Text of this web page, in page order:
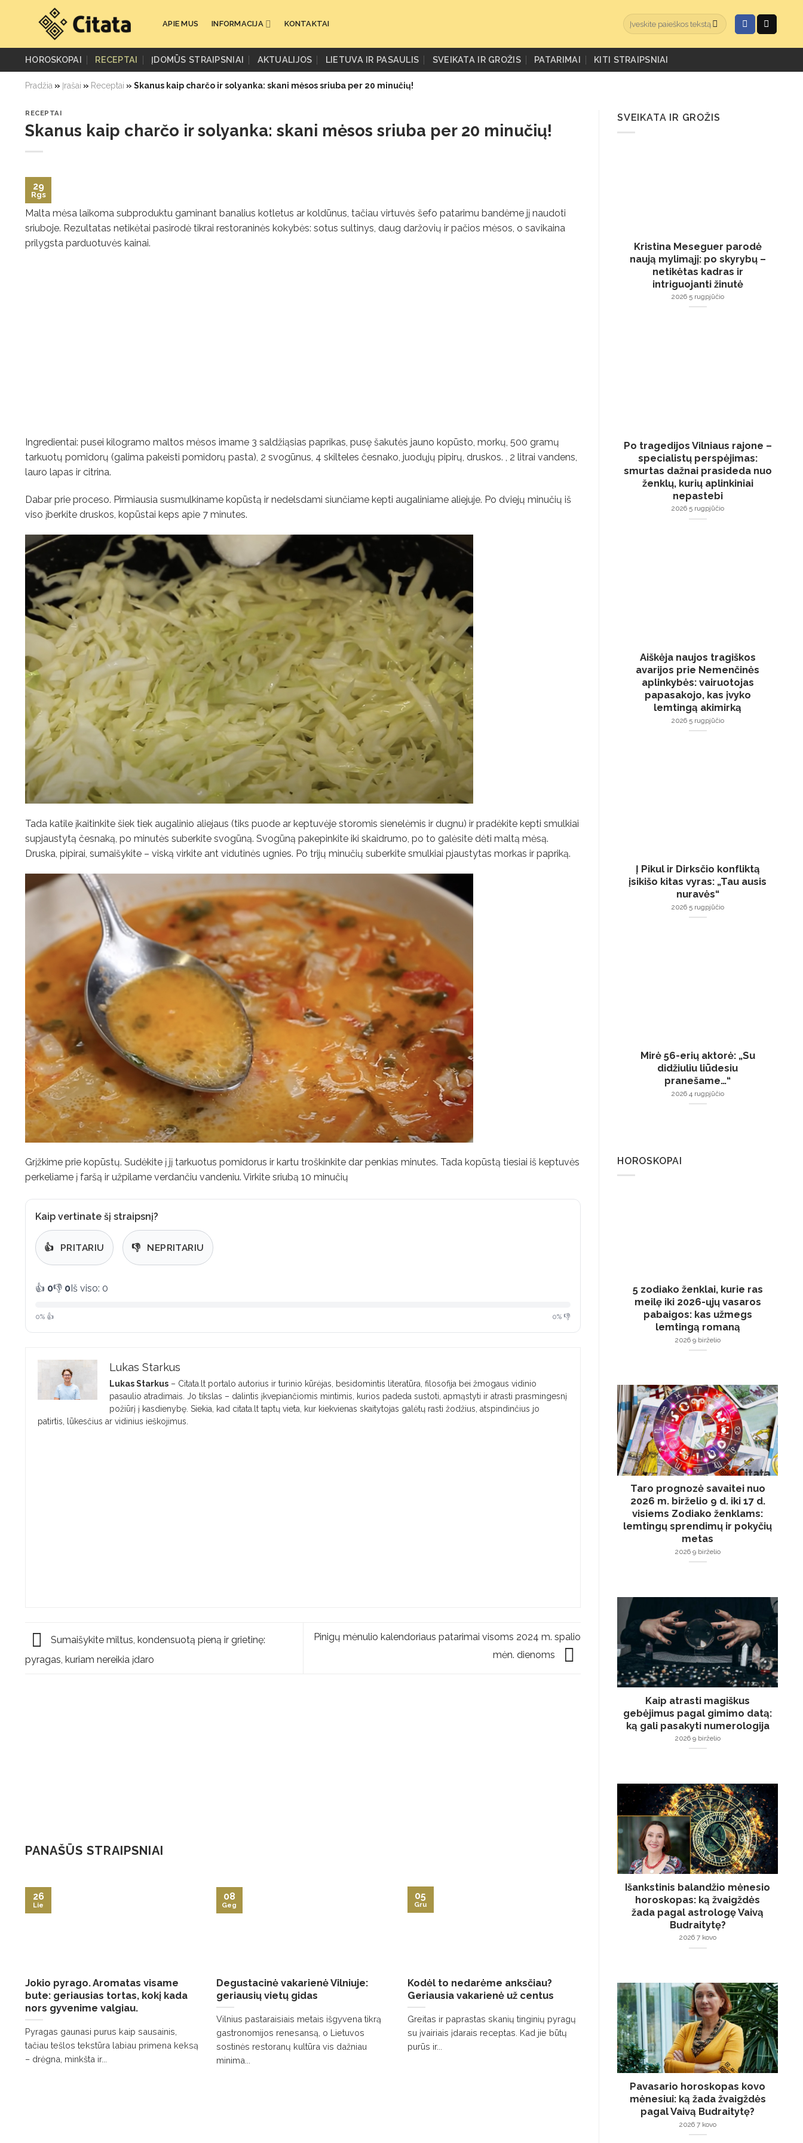
APIE MUS INFORMACIJA KONTAKTAI
HOROSKOPAI RECEPTAI ĮDOMŪS STRAIPSNIAI AKTUALIJOS LIETUVA IR PASAULIS SVEIKATA IR GROŽIS PATARIMAI KITI STRAIPSNIAI
Pradžia » Įrašai » Receptai » Skanus kaip charčo ir solyanka: skani mėsos sriuba per 20 minučių!
RECEPTAI
Skanus kaip charčo ir solyanka: skani mėsos sriuba per 20 minučių!
29
Rgs
Malta mėsa laikoma subproduktu gaminant banalius kotletus ar koldūnus, tačiau virtuvės šefo patarimu bandėme jį naudoti
sriuboje. Rezultatas netikėtai pasirodė tikrai restoraninės kokybės: sotus sultinys, daug daržovių ir pačios mėsos, o savikaina
prilygsta parduotuvės kainai.
Ingredientai: pusei kilogramo maltos mėsos imame 3 saldžiąsias paprikas, pusę šakutės jauno kopūsto, morkų, 500 gramų
tarkuotų pomidorų (galima pakeisti pomidorų pasta), 2 svogūnus, 4 skilteles česnako, juodųjų pipirų, druskos. , 2 litrai vandens,
lauro lapas ir citrina.
Dabar prie proceso. Pirmiausia susmulkiname kopūstą ir nedelsdami siunčiame kepti augaliniame aliejuje. Po dviejų minučių iš
viso įberkite druskos, kopūstai keps apie 7 minutes.
Tada katile įkaitinkite šiek tiek augalinio aliejaus (tiks puode ar keptuvėje storomis sienelėmis ir dugnu) ir pradėkite kepti smulkiai
supjaustytą česnaką, po minutės suberkite svogūną. Svogūną pakepinkite iki skaidrumo, po to galėsite dėti maltą mėsą.
Druska, pipirai, sumaišykite – viską virkite ant vidutinės ugnies. Po trijų minučių suberkite smulkiai pjaustytas morkas ir papriką.
Grįžkime prie kopūstų. Sudėkite į jį tarkuotus pomidorus ir kartu troškinkite dar penkias minutes. Tada kopūstą tiesiai iš keptuvės
perkeliame į faršą ir užpilame verdančiu vandeniu. Virkite sriubą 10 minučių
Kaip vertinate šį straipsnį?
👍 PRITARIU 👎 NEPRITARIU
👍 0👎 0Iš viso: 0
0% 👍 0% 👎
Lukas Starkus
Lukas Starkus – Citata.lt portalo autorius ir turinio kūrėjas, besidomintis literatūra, filosofija bei žmogaus vidinio
pasaulio atradimais. Jo tikslas – dalintis įkvepiančiomis mintimis, kurios padeda sustoti, apmąstyti ir atrasti prasmingesnį
požiūrį į kasdienybę. Siekia, kad citata.lt taptų vieta, kur kiekvienas skaitytojas galėtų rasti žodžius, atspindinčius jo
patirtis, lūkesčius ar vidinius ieškojimus.
Sumaišykite miltus, kondensuotą pieną ir grietinę:
pyragas, kuriam nereikia įdaro
Pinigų mėnulio kalendoriaus patarimai visoms 2024 m. spalio
mėn. dienoms
PANAŠŪS STRAIPSNIAI
Jokio pyrago. Aromatas visame
bute: geriausias tortas, kokį kada
nors gyvenime valgiau.
Pyragas gaunasi purus kaip sausainis,
tačiau tešlos tekstūra labiau primena keksą
– drėgna, minkšta ir...
26
Lie
Degustacinė vakarienė Vilniuje:
geriausių vietų gidas
Vilnius pastaraisiais metais išgyvena tikrą
gastronomijos renesansą, o Lietuvos
sostinės restoranų kultūra vis dažniau
minima...
08
Geg
Kodėl to nedarėme anksčiau?
Geriausia vakarienė už centus
Greitas ir paprastas skanių tinginių pyragų
su įvairiais įdarais receptas. Kad jie būtų
purūs ir...
05
Gru
Skanūs ir sveiki pusryčiai per 3
minutes.
Tunas yra jūrinė žuvis, kuri yra baltymų,
vitaminų ir mineralų šaltinis. Jame yra
aukštos kokybės...
SVEIKATA IR GROŽIS
Kristina Meseguer parodė
naują mylimąjį: po skyrybų –
netikėtas kadras ir
intriguojanti žinutė
2026 5 rugpjūčio
Po tragedijos Vilniaus rajone –
specialistų perspėjimas:
smurtas dažnai prasideda nuo
ženklų, kurių aplinkiniai
nepastebi
2026 5 rugpjūčio
Aiškėja naujos tragiškos
avarijos prie Nemenčinės
aplinkybės: vairuotojas
papasakojo, kas įvyko
lemtingą akimirką
2026 5 rugpjūčio
Į Pikul ir Dirksčio konfliktą
įsikišo kitas vyras: „Tau ausis
nuravės“
2026 5 rugpjūčio
Mirė 56-erių aktorė: „Su
didžiuliu liūdesiu
pranešame…“
2026 4 rugpjūčio
HOROSKOPAI
5 zodiako ženklai, kurie ras
meilę iki 2026-ųjų vasaros
pabaigos: kas užmegs
lemtingą romaną
2026 9 birželio
Taro prognozė savaitei nuo
2026 m. birželio 9 d. iki 17 d.
visiems Zodiako ženklams:
lemtingų sprendimų ir pokyčių
metas
2026 9 birželio
Kaip atrasti magiškus
gebėjimus pagal gimimo datą:
ką gali pasakyti numerologija
2026 9 birželio
Išankstinis balandžio mėnesio
horoskopas: ką žvaigždės
žada pagal astrologę Vaivą
Budraitytę?
2026 7 kovo
Pavasario horoskopas kovo
mėnesiui: ką žada žvaigždės
pagal Vaivą Budraitytę?
2026 7 kovo